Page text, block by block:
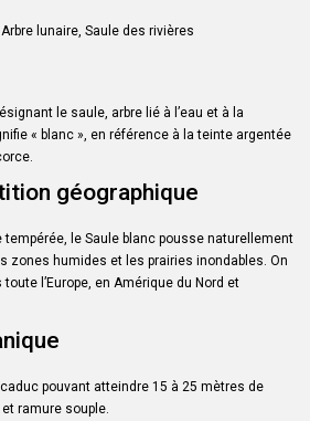
lunaire, Saule des rivières
le saule, arbre lié à l’eau et à la
« blanc », en référence à la teinte argentée
géographique
tempérée, le Saule blanc pousse naturellement
zones humides et les prairies inondables. On
toute l’Europe, en Amérique du Nord et
pouvant atteindre 15 à 25 mètres de
ramure souple.